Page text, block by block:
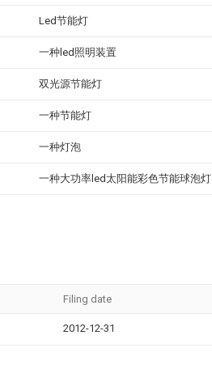
Led节能灯
一种led照明装置
双光源节能灯
一种节能灯
一种灯泡
一种大功率led太阳能彩色节能球泡灯
Filing date
2012-12-31